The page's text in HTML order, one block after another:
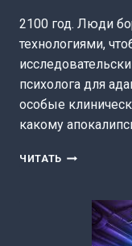
2100 год. Люди
технологиями,
психолога для
особые
какому
ЧИТАТЬ IRON
ФОРС)